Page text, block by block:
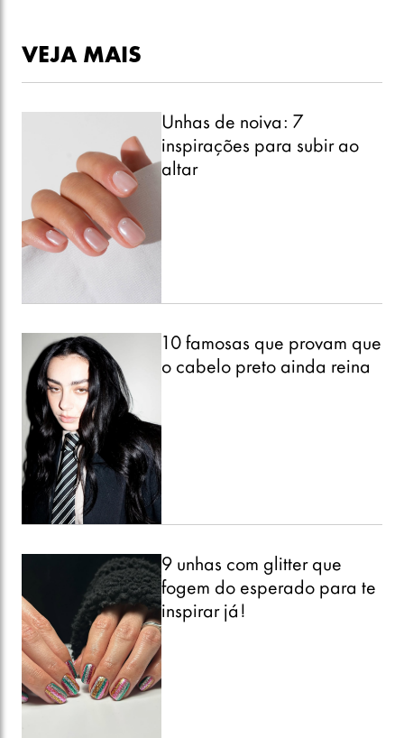
VEJA MAIS
Unhas de noiva: 7
inspirações para subir ao
altar
10 famosas que provam que
o cabelo preto ainda reina
9 unhas com glitter que
fogem do esperado para te
inspirar já!